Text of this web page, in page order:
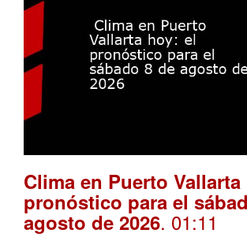
Clima en Puerto
pronóstico para el
agosto de 2026. 01:11